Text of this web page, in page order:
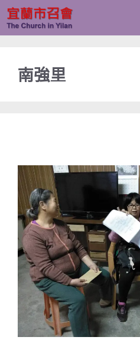
跳
至
南強里